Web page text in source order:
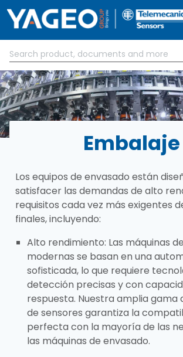
Embalaje
Los equipos de envasado están
satisfacer las demandas de alto
requisitos cada vez más exigentes
finales, incluyendo:
Alto rendimiento: Las máquinas
modernas se basan en una
sofisticada, lo que requiere
detección precisas y con
respuesta. Nuestra amplia gama
de sensores garantiza la
perfecta con la mayoría de las
las máquinas de envasado.